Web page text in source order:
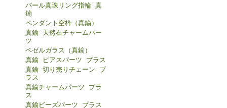
パール真珠リング指輪 真
鍮
ペンダント空枠（真鍮）
真鍮 天然石チャームパー
ツ
ベゼルガラス（真鍮）
真鍮 ピアスパーツ ブラス
真鍮 切り売りチェーン ブ
ラス
真鍮チャームパーツ ブラ
ス
真鍮ビーズパーツ ブラス